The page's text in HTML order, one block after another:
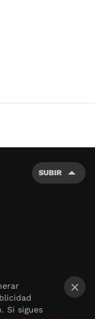
SUBIR
Si sigues